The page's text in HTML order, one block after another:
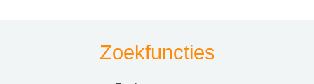
Zoekfuncties